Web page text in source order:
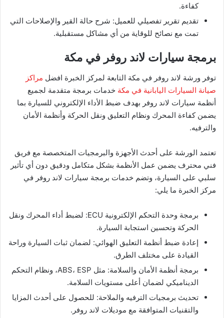
كفاءة.
تقديم تقرير تفصيلي للعميل: شرح حالة القير والإصلاحات التي
تمت مع نصائح للوقاية من أي مشاكل مستقبلية.
برمجة سيارات لاند روفر في مكة
توفر ورشة لاند روفر في مكة التابعة لمركز الخبرة افضل مراكز
صيانة السيارات اليابانية في مكة خدمات برمجة متقدمة لجميع
أنظمة سيارات لاند روفر بهدف ضبط الأداء الإلكتروني للسيارة بما
يضمن كفاءة المحرك ونظام التعليق ونقل الحركة وأنظمة الأمان
والترفيه.
تعتمد الورشة على أحدث الأجهزة والبرمجيات المتخصصة مع فريق
فني محترف يضمن عمل الأنظمة بشكل متكامل ودقيق دون أي تأثير
سلبي على السيارة، وتضم خدمات برمجة سيارات لاند روفر في
مركز الخبرة ما يلي:
برمجة وحدة التحكم الإلكترونية ECU: لضبط أداء المحرك ونقل
الحركة وتحسين استجابة السيارة.
إعادة ضبط أنظمة التعليق الهوائي: لضمان ثبات السيارة وراحة
القيادة على مختلف الطرق.
برمجة أنظمة الأمان والسلامة: مثل ABS، ESP، ونظام التحكم
الديناميكي لضمان أعلى مستويات السلامة.
تحديث برمجيات الترفيه والملاحة: للحصول على أحدث المزايا
والتقنيات المتوافقة مع موديلات لاند روفر.